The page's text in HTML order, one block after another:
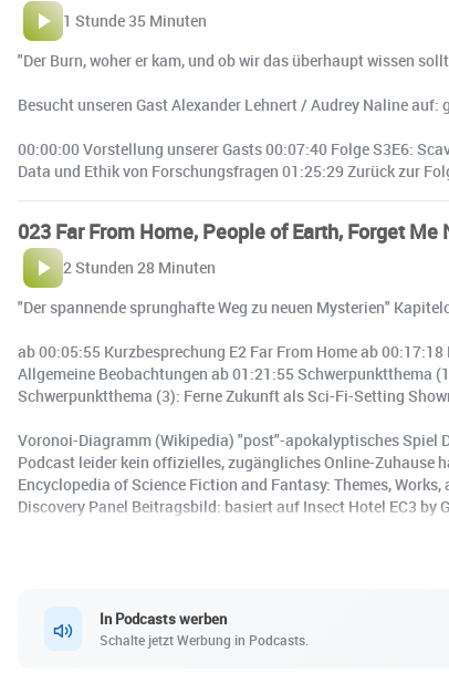
1 Stunde 35 Minuten
"Der Burn, woher er kam, und ob wir das überhaupt wissen
Besucht unseren Gast Alexander Lehnert / Audrey Naline
00:00:00 Vorstellung unserer Gasts 00:07:40 Folge S3E6:
Data und Ethik von Forschungsfragen 01:25:29 Zurück zur
023 Far From Home, People of Earth, Forget Me
2 Stunden 28 Minuten
"Der spannende sprunghafte Weg zu neuen Mysterien"
ab 00:05:55 Kurzbesprechung E2 Far From Home ab
Allgemeine Beobachtungen ab 01:21:55 Schwerpunktthema
Schwerpunktthema (3): Ferne Zukunft als Sci-Fi-Setting
Voronoi-Diagramm (Wikipedia) "post"-apokalyptisches Spiel
Podcast leider kein offizielles, zugängliches Online-Zuhause
Encyclopedia of Science Fiction and Fantasy: Themes,
Discovery Panel Beitragsbild: basiert auf Insect Hotel EC3 by
In Podcasts werben
Schalte jetzt Werbung in Podcasts.